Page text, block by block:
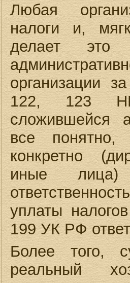
Любая
налоги и,
делает
организации
122, 123
сложившейся
все
конкретно
иные лица)
уплаты
199 УК РФ
Более того,
реальный